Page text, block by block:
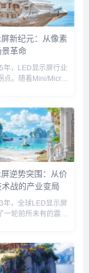
新纪元：从像素
革命
年，LED显示屏行业
点。随着Mini/Micro
示技术，正以前所未
透至会议室、家庭影
显示领域。据最新供
示，京东方、利亚
技等头部厂商的Mini
组出货量同比激增
三星、索尼主导的
屏则首次将价格拉
逆势突围：从价
战的产业变局
年，全球LED显示屏
一轮前所未有的震
性竞争。然而，就
LED显示屏将沦为传
“夕阳产业”时，一批